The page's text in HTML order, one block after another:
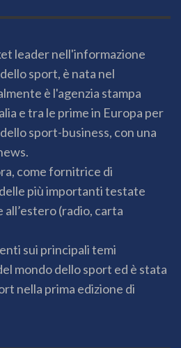
leader nell'informazione
sport, è nata nel
è l'agenzia stampa
e tra le prime in Europa per
sport-business, con una
come fornitrice di
più importanti testate
(radio, carta
sui principali temi
mondo dello sport ed è stata
nella prima edizione di